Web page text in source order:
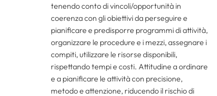
tenendo conto di vincoli/opportunità in
coerenza con gli obiettivi da perseguire e
pianificare e predisporre programmi di attività,
organizzare le procedure e i mezzi, assegnare i
compiti, utilizzare le risorse disponibili,
rispettando tempi e costi. Attitudine a ordinare
e a pianificare le attività con precisione,
metodo e attenzione, riducendo il rischio di